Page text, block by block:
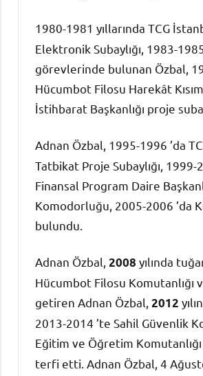
1980-1981 yıllarında TCG
Elektronik Subaylığı, 1983-
görevlerinde bulunan Özbal,
Hücumbot Filosu Harekât
İstihbarat Başkanlığı proje
Adnan Özbal, 1995-1996 ’da
Tatbikat Proje Subaylığı,
Finansal Program Daire
Komodorluğu, 2005-2006 ’da
bulundu.
Adnan Özbal, 2008 yılında
Hücumbot Filosu Komutanlığı
getiren Adnan Özbal, 2012
2013-2014 ’te Sahil Güvenlik
Eğitim ve Öğretim
terfi etti. Adnan Özbal, 4